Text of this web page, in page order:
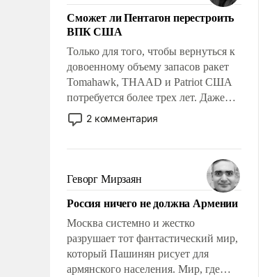
Сможет ли Пентагон перестроить
ВПК США
Только для того, чтобы вернуться к
довоенному объему запасов ракет
Tomahawk, THAAD и Patriot США
потребуется более трех лет. Даже
небольшая война с Ираном
опустошила американские
уязвимости США, например, перед
Китаем.
2 комментария
Геворг Мирзаян
Россия ничего не должна Армении
Москва системно и жестко
разрушает тот фантастический мир,
который Пашинян рисует для
армянского населения. Мир, где